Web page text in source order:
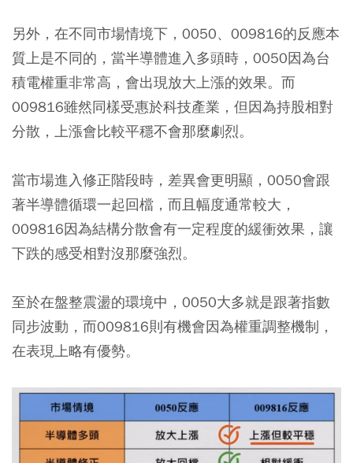
另外，在不同市場情境下，0050、009816的反應本
質上是不同的，當半導體進入多頭時，0050因為台
積電權重非常高，會出現放大上漲的效果。而
009816雖然同樣受惠於科技產業，但因為持股相對
分散，上漲會比較平穩不會那麼劇烈。
當市場進入修正階段時，差異會更明顯，0050會跟
著半導體循環一起回檔，而且幅度通常較大，
009816因為結構分散會有一定程度的緩衝效果，讓
下跌的感受相對沒那麼強烈。
至於在盤整震盪的環境中，0050大多就是跟著指數
同步波動，而009816則有機會因為權重調整機制，
在表現上略有優勢。